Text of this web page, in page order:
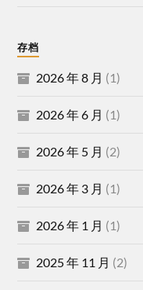
存档
2026 年 8 月 (1)
2026 年 6 月 (1)
2026 年 5 月 (2)
2026 年 3 月 (1)
2026 年 1 月 (1)
2025 年 11 月 (2)